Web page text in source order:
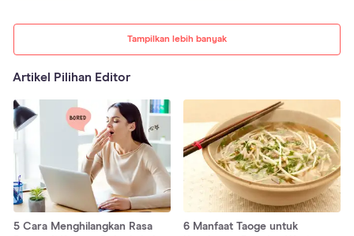
Tampilkan lebih banyak
Artikel Pilihan Editor
5 Cara Menghilangkan Rasa
6 Manfaat Taoge untuk